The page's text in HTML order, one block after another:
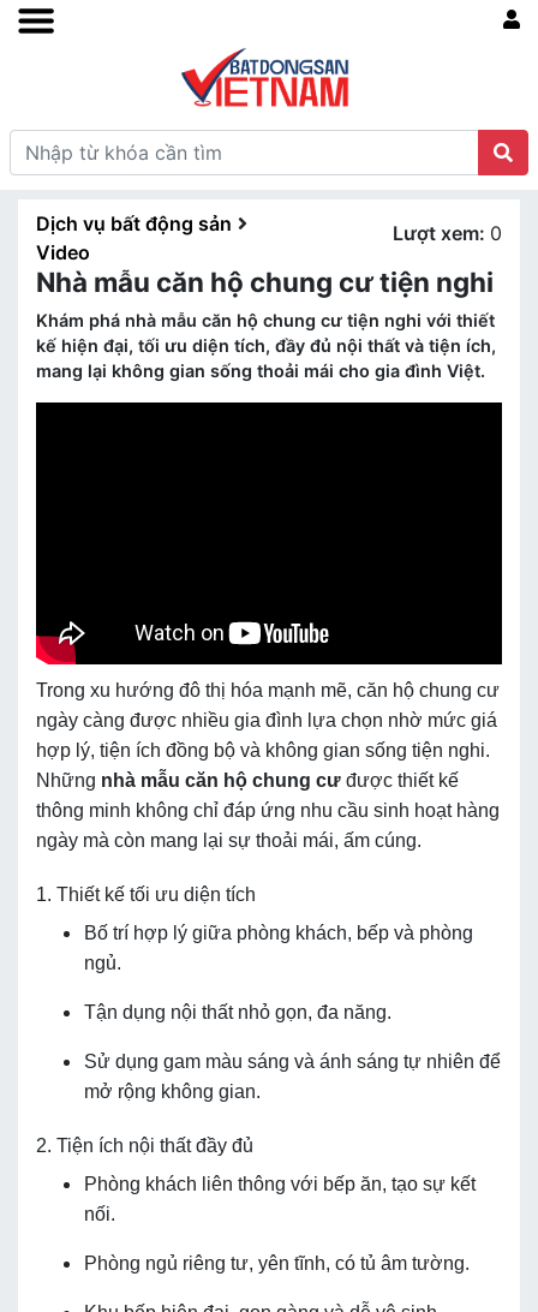
Dịch vụ bất động sản
Video
Lượt xem: 0
Nhà mẫu căn hộ chung cư tiện nghi
Khám phá nhà mẫu căn hộ chung cư tiện nghi với thiết
kế hiện đại, tối ưu diện tích, đầy đủ nội thất và tiện ích,
mang lại không gian sống thoải mái cho gia đình Việt.
Trong xu hướng đô thị hóa mạnh mẽ, căn hộ chung cư
ngày càng được nhiều gia đình lựa chọn nhờ mức giá
hợp lý, tiện ích đồng bộ và không gian sống tiện nghi.
Những nhà mẫu căn hộ chung cư được thiết kế
thông minh không chỉ đáp ứng nhu cầu sinh hoạt hàng
ngày mà còn mang lại sự thoải mái, ấm cúng.
1. Thiết kế tối ưu diện tích
Bố trí hợp lý giữa phòng khách, bếp và phòng
ngủ.
Tận dụng nội thất nhỏ gọn, đa năng.
Sử dụng gam màu sáng và ánh sáng tự nhiên để
mở rộng không gian.
2. Tiện ích nội thất đầy đủ
Phòng khách liên thông với bếp ăn, tạo sự kết
nối.
Phòng ngủ riêng tư, yên tĩnh, có tủ âm tường.